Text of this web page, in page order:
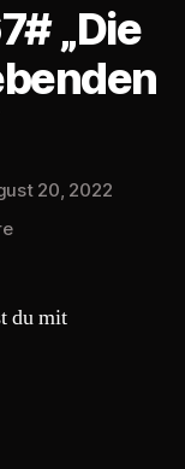
„Die
20, 2022
zu
„Die
du mit